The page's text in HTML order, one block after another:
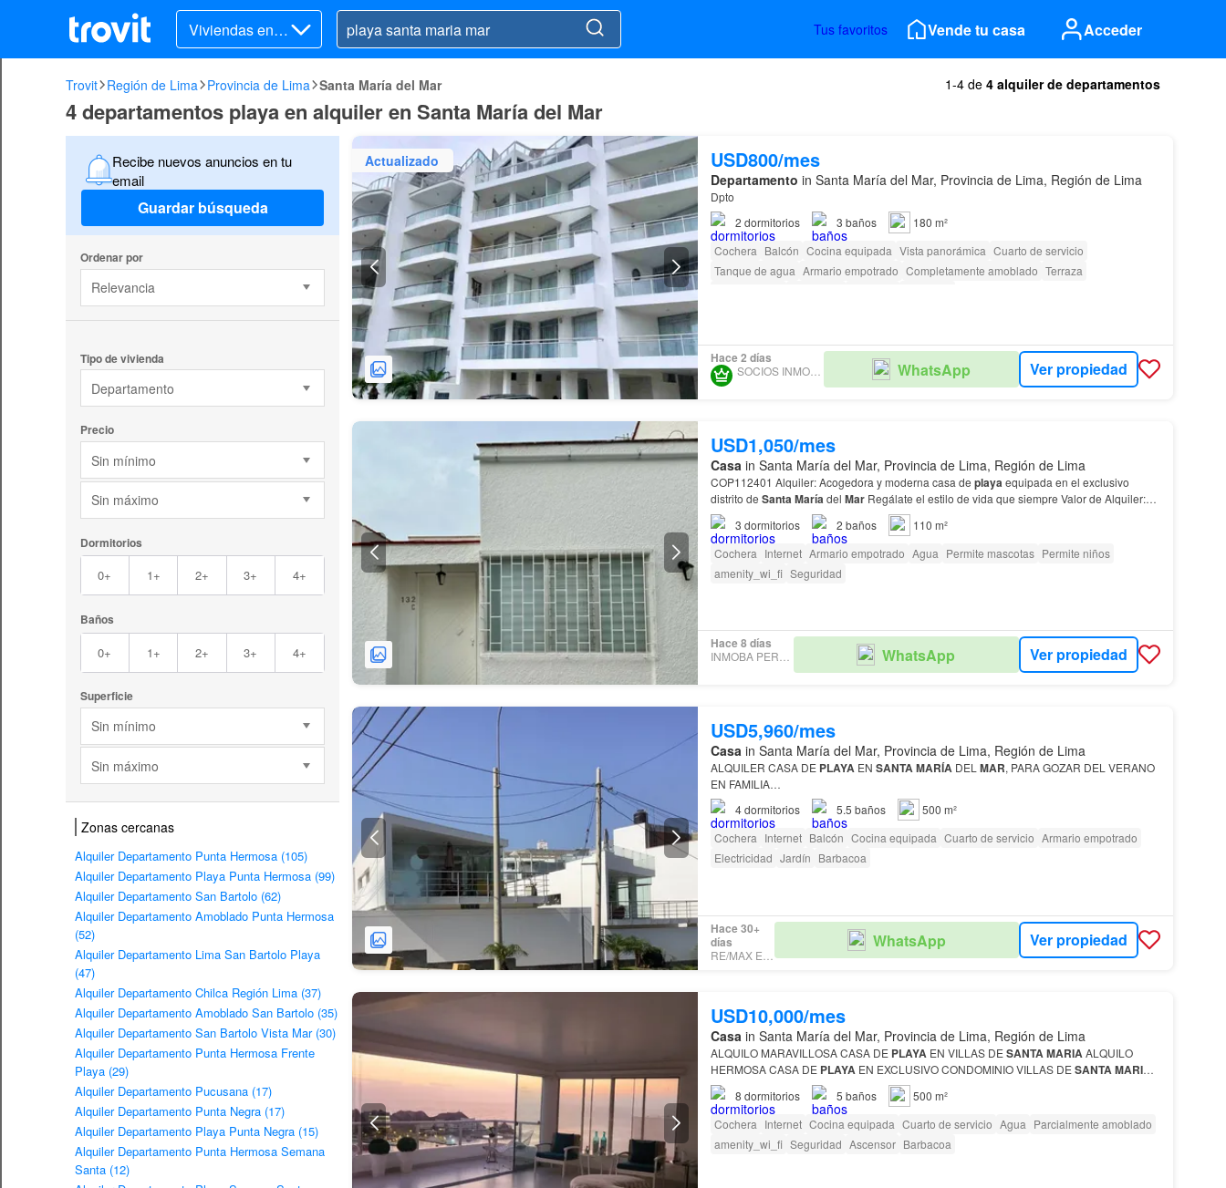
Viviendas en al
quiler
Tus favoritos Vende tu casa Acceder
Trovit Región de Lima Provincia de Lima Santa María del Mar 1-4 de 4 alquiler de departamentos
4 departamentos playa en alquiler en Santa María del Mar
Recibe nuevos anuncios en tu
email
Guardar búsqueda
Ordenar por
Relevancia
Tipo de vivienda
Departamento
Precio
Sin mínimo
Sin máximo
Dormitorios
0+ 1+ 2+ 3+ 4+
Baños
0+ 1+ 2+ 3+ 4+
Superficie
Sin mínimo
Sin máximo
Zonas cercanas
Alquiler Departamento Punta Hermosa (105)
Alquiler Departamento Playa Punta Hermosa (99)
Alquiler Departamento San Bartolo (62)
Alquiler Departamento Amoblado Punta Hermosa
(52)
Alquiler Departamento Lima San Bartolo Playa
(47)
Alquiler Departamento Chilca Región Lima (37)
Alquiler Departamento Amoblado San Bartolo (35)
Alquiler Departamento San Bartolo Vista Mar (30)
Alquiler Departamento Punta Hermosa Frente
Playa (29)
Alquiler Departamento Pucusana (17)
Alquiler Departamento Punta Negra (17)
Alquiler Departamento Playa Punta Negra (15)
Alquiler Departamento Punta Hermosa Semana
Santa (12)
Actualizado USD800/mes
Departamento in Santa María del Mar, Provincia de Lima, Región de Lima
Dpto
2 dormitorios 3 baños
180 m²
Cochera Balcón Cocina equipada Vista panorámica Cuarto de servicio
Tanque de agua Armario empotrado Completamente amoblado Terraza
Hace 2 días
SOCIOS INMOBILIARIOS WhatsApp Ver propiedad
USD1,050/mes
Casa in Santa María del Mar, Provincia de Lima, Región de Lima
COP112401 Alquiler: Acogedora y moderna casa de playaequipada en el exclusivo
distrito de SantaMaríadel MarRegálate el estilo de vida que siempre Valor de Alquiler:
US$ 1,050 mensuales Ubicación premium y cercanía al m…
3 dormitorios 2 baños
110 m²
Cochera Internet Armario empotrado Agua Permite mascotas Permite niños
amenity_wi_fi Seguridad
Hace 8 días
INMOBA PERU SAC WhatsApp Ver propiedad
USD5,960/mes
Casa in Santa María del Mar, Provincia de Lima, Región de Lima
ALQUILER CASA DE PLAYA EN SANTAMARÍA DEL MAR, PARA GOZAR DEL VERANO
EN FAMILIA…
4dormitorios 5.5 baños
500 m²
Cochera Internet Balcón Cocina equipada Cuarto de servicio Armario empotrado
Electricidad Jardín Barbacoa
Hace 30+
días
RE/MAX EXPO
WhatsApp Ver propiedad
USD10,000/mes
Casa in Santa María del Mar, Provincia de Lima, Región de Lima
ALQUILO MARAVILLOSA CASA DE PLAYA EN VILLAS DE SANTAMARIA
HERMOSA CASA DE PLAYA EN EXCLUSIVO CONDOMINIO VILLAS DE SANTAMARIA
Al costado
Embajadores, frente al Club Nautico Esmeralda, en una de las zonas
más…
8 dormitorios 5 baños
500 m²
Cochera Internet Cocina equipada Cuarto de servicio Agua Parcialmente amoblado
amenity_wi_fi Seguridad Ascensor Barbacoa